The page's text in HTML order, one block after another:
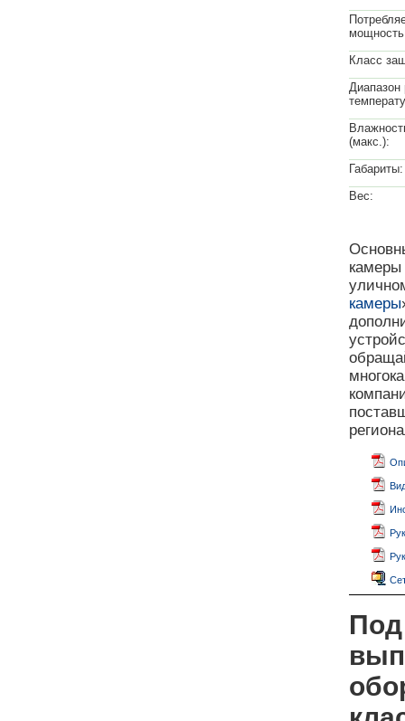
Класс
Диапазон
(макс.):
Габариты:
Вес:
камеры
камеры
Под